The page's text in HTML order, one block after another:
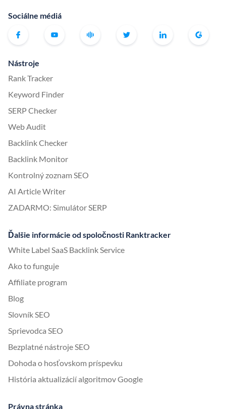
Sociálne médiá
Nástroje
Rank Tracker
Keyword Finder
SERP Checker
Web Audit
Backlink Checker
Backlink Monitor
Kontrolný zoznam SEO
AI Article Writer
ZADARMO: Simulátor SERP
Ďalšie informácie od spoločnosti Ranktracker
White Label SaaS Backlink Service
Ako to funguje
Affiliate program
Blog
Slovník SEO
Sprievodca SEO
Bezplatné nástroje SEO
Dohoda o hosťovskom príspevku
História aktualizácií algoritmov Google
Právna stránka